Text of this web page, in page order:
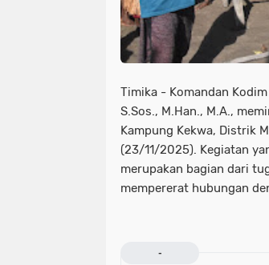
Timika - Komandan
S.Sos., M.Han., M.A.,
Kampung Kekwa, Distrik
(23/11/2025). Kegiatan
merupakan bagian dari
mempererat hubungan
-